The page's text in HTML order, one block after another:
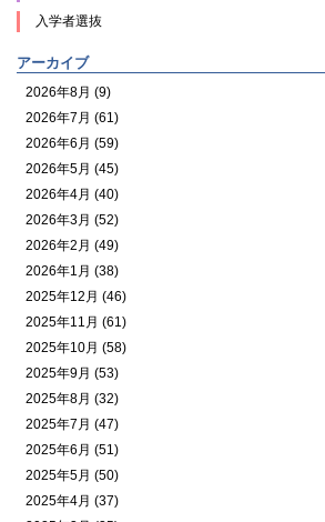
入学者選抜
アーカイブ
2026年8月 (9)
2026年7月 (61)
2026年6月 (59)
2026年5月 (45)
2026年4月 (40)
2026年3月 (52)
2026年2月 (49)
2026年1月 (38)
2025年12月 (46)
2025年11月 (61)
2025年10月 (58)
2025年9月 (53)
2025年8月 (32)
2025年7月 (47)
2025年6月 (51)
2025年5月 (50)
2025年4月 (37)